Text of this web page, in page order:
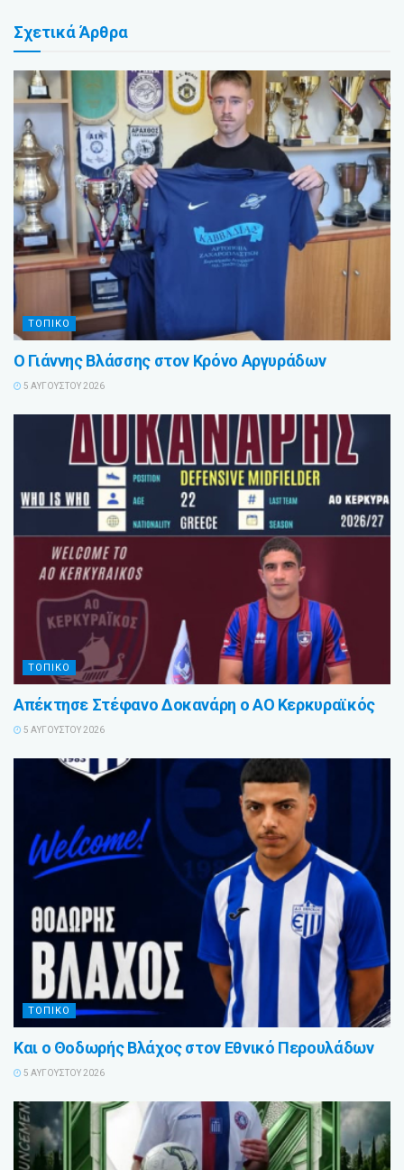
ΣχετικάΆρθρα
ΤΟΠΙΚΟ
Ο Γιάννης Βλάσσης στον Κρόνο Αργυράδων
5 ΑΥΓΟΎΣΤΟΥ 2026
ΤΟΠΙΚΟ
Απέκτησε Στέφανο Δοκανάρη ο ΑΟ Κερκυραϊκός
5 ΑΥΓΟΎΣΤΟΥ 2026
ΤΟΠΙΚΟ
Και ο Θοδωρής Βλάχος στον Εθνικό Περουλάδων
5 ΑΥΓΟΎΣΤΟΥ 2026